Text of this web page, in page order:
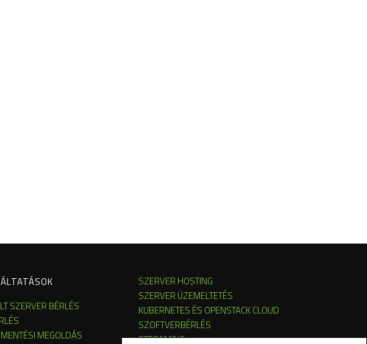
SZERVER BÉRLÉS
MEGOLDÁS
SZERVER HOSTING
SZERVER ÜZEMELTETÉS
KUBERNETES ÉS OPENSTACK CLOUD
SZOFTVERBÉRLÉS
STREAMING